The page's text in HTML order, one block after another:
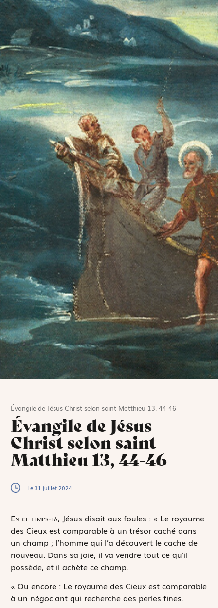
Évangile de Jésus Christ selon saint Matthieu 13, 44-46
Évangile de Jésus
Christ selon saint
Matthieu 13, 44-46
Le 31 juillet 2024
En ce temps-là, Jésus disait aux foules : « Le royaume
des Cieux est comparable à un trésor caché dans
un champ ; l’homme qui l’a découvert le cache de
nouveau. Dans sa joie, il va vendre tout ce qu’il
possède, et il achète ce champ.
« Ou encore : Le royaume des Cieux est comparable
à un négociant qui recherche des perles fines.